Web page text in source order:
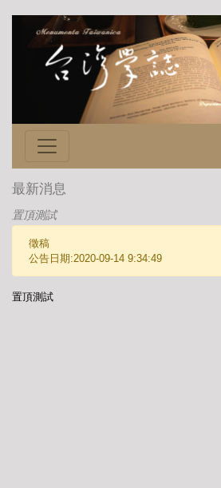
最新消息
置頂測試
徵稿
公告日期:2020-09-14 9:34:49
置頂測試